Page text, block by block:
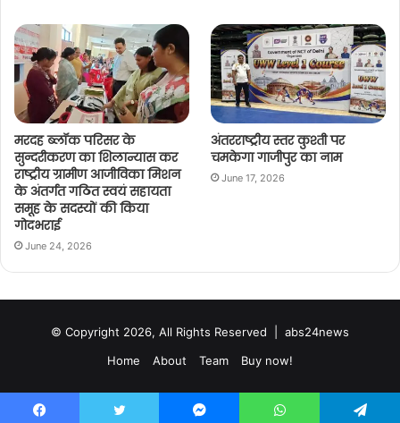
मरदह ब्लॉक परिसर के
सुन्दरीकरण का शिलान्यास कर
राष्ट्रीय ग्रामीण आजीविका मिशन
के अंतर्गत गठित स्वयं सहायता
समूह के सदस्यों की किया
गोदभराई
June 24, 2026
अंतरराष्ट्रीय स्तर कुश्ती पर
चमकेगा गाजीपुर का नाम
June 17, 2026
© Copyright 2026, All Rights Reserved | abs24news
Home
About Team Buy now!